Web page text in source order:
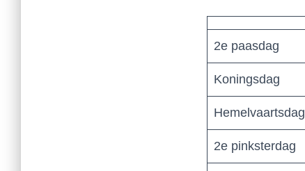
2e paasdag
Koningsdag
Hemelvaartsdag
2e pinksterdag